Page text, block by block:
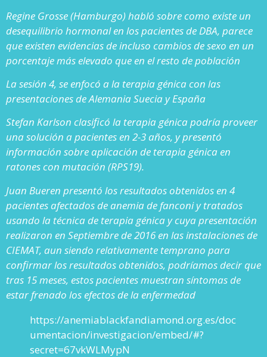
Regine Grosse (Hamburgo) habló sobre como existe un
desequilibrio hormonal en los pacientes de DBA, parece
que existen evidencias de incluso cambios de sexo en un
porcentaje más elevado que en el resto de población
La sesión 4, se enfocó a la terapia génica con las
presentaciones de Alemania Suecia y España
Stefan Karlson clasificó la terapia génica podría proveer
una solución a pacientes en 2-3 años, y presentó
información sobre aplicación de terapia génica en
ratones con mutación (RPS19).
Juan Bueren presentó los resultados obtenidos en 4
pacientes afectados de anemia de fanconi y tratados
usando la técnica de terapia génica y cuya presentación
realizaron en Septiembre de 2016 en las instalaciones de
CIEMAT, aun siendo relativamente temprano para
confirmar los resultados obtenidos, podríamos decir que
tras 15 meses, estos pacientes muestran síntomas de
estar frenado los efectos de la enfermedad
https://anemiablackfandiamond.org.es/doc
umentacion/investigacion/embed/#?
secret=67vkWLMypN